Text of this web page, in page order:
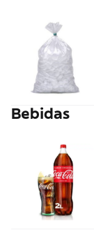
Bebidas